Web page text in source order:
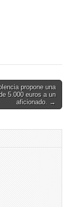
propone una
5.000 euros a un
aficionado. →